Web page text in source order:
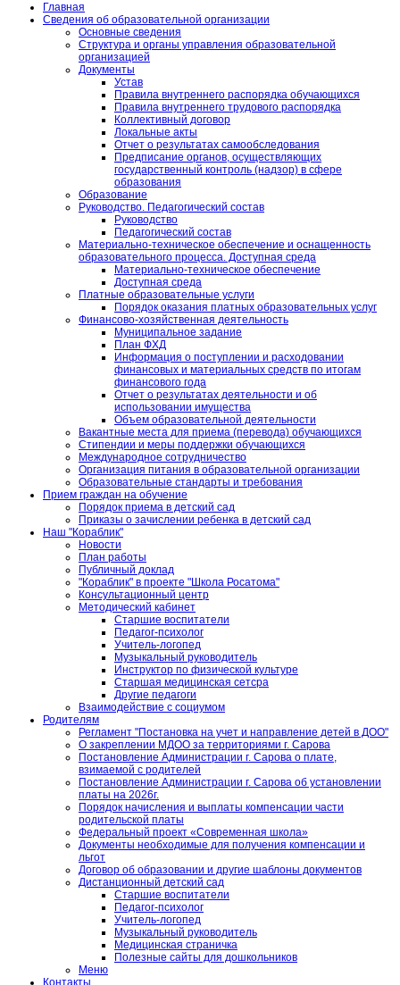
Главная
Сведения об образовательной организации
Основные сведения
Структура и органы управления образовательной
организацией
Документы
Устав
Правила внутреннего распорядка обучающихся
Правила внутреннего трудового распорядка
Коллективный договор
Локальные акты
Отчет о результатах самообследования
Предписание органов, осуществляющих
государственный контроль (надзор) в сфере
образования
Образование
Руководство. Педагогический состав
Руководство
Педагогический состав
Материально-техническое обеспечение и оснащенность
образовательного процесса. Доступная среда
Материально-техническое обеспечение
Доступная среда
Платные образовательные услуги
Порядок оказания платных образовательных услуг
Финансово-хозяйственная деятельность
Муниципальное задание
План ФХД
Информация о поступлении и расходовании
финансовых и материальных средств по итогам
финансового года
Отчет о результатах деятельности и об
использовании имущества
Объем образовательной деятельности
Вакантные места для приема (перевода) обучающихся
Стипендии и меры поддержки обучающихся
Международное сотрудничество
Организация питания в образовательной организации
Образовательные стандарты и требования
Прием граждан на обучение
Порядок приема в детский сад
Приказы о зачислении ребенка в детский сад
Наш "Кораблик"
Новости
План работы
Публичный доклад
"Кораблик" в проекте "Школа Росатома"
Консультационный центр
Методический кабинет
Старшие воспитатели
Педагог-психолог
Учитель-логопед
Музыкальный руководитель
Инструктор по физической культуре
Старшая медицинская сетсра
Другие педагоги
Взаимодействие с социумом
Родителям
Регламент "Постановка на учет и направление детей в ДОО"
О закреплении МДОО за территориями г. Сарова
Постановление Администрации г. Сарова о плате,
взимаемой с родителей
Постановление Администрации г. Сарова об установлении
платы на 2026г.
Порядок начисления и выплаты компенсации части
родительской платы
Федеральный проект «Современная школа»
Документы необходимые для получения компенсации и
льгот
Договор об образовании и другие шаблоны документов
Дистанционный детский сад
Старшие воспитатели
Педагог-психолог
Учитель-логопед
Музыкальный руководитель
Медицинская страничка
Полезные сайты для дошкольников
Меню
Контакты